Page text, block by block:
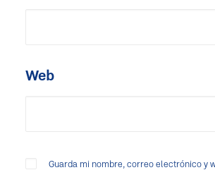
Web
Guarda mi nombre, correo electrónico y